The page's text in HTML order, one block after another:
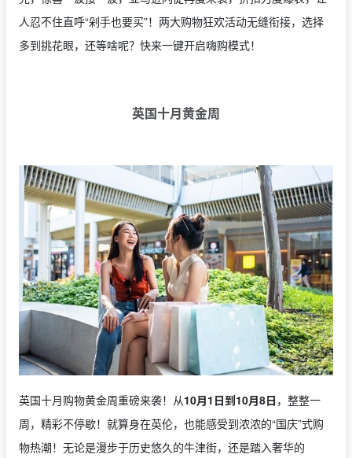
人忍不住直呼“剁手也要买”！两大购物狂欢活动无缝衔接，选择
多到挑花眼，还等啥呢？快来一键开启嗨购模式！
英国十月黄金周
英国十月购物黄金周重磅来袭！从10月1日到10月8日 ，整整一
周，精彩不停歇！就算身在英伦，也能感受到浓浓的“国庆”式购
物热潮！无论是漫步于历史悠久的牛津街，还是踏入奢华的